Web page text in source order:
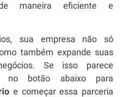
maneira eficiente e
sua empresa não só
também expande suas
Se isso parece
no botão abaixo para
e começar essa parceria